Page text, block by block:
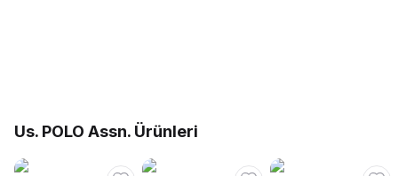
Us. POLO Assn. Ürünleri